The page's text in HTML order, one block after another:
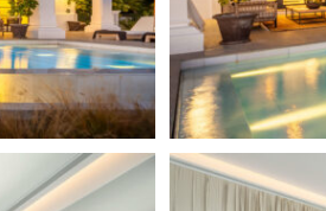
desde el
y
barbacoa
de vigilancia,
vehículos